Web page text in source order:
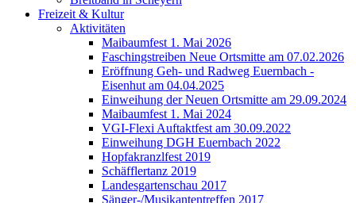
Freizeit & Kultur
Aktivitäten
Maibaumfest 1. Mai 2026
Faschingstreiben Neue Ortsmitte am 07.02.2026
Eröffnung Geh- und Radweg Euernbach -
Eisenhut am 04.04.2025
Einweihung der Neuen Ortsmitte am 29.09.2024
Maibaumfest 1. Mai 2024
VGI-Flexi Auftaktfest am 30.09.2022
Einweihung DGH Euernbach 2022
Hopfakranzlfest 2019
Schäfflertanz 2019
Landesgartenschau 2017
Sänger-/Musikantentreffen 2017